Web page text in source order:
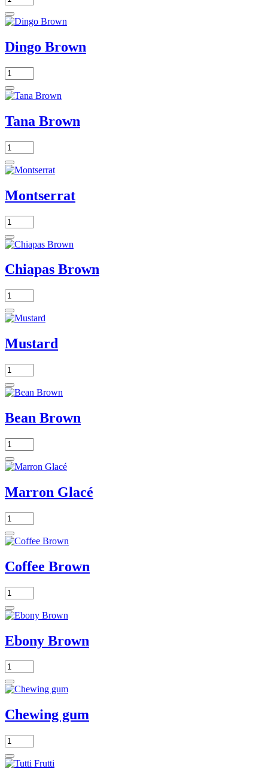
Dingo Brown
Tana Brown
Montserrat
Chiapas Brown
Mustard
Bean Brown
Marron Glacé
Coffee Brown
Ebony Brown
Chewing gum